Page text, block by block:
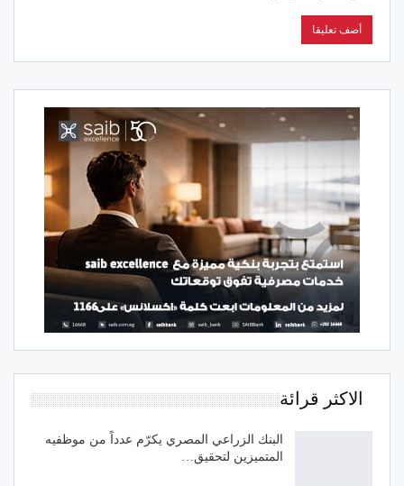
الاكثر قرائة
البنك الزراعي المصري يكرّم عدداً من موظفيه
المتميزين لتحقيق…